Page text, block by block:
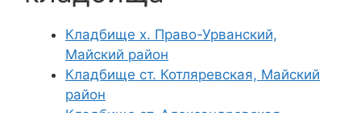
Кладбище х. Право-Урванский,
Майский район
Кладбище ст. Котляревская, Майский
район